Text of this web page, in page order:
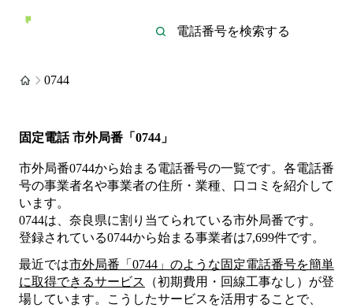
0744
固定電話 市外局番「0744」
市外局番0744から始まる電話番号の一覧です。各電話番
号の事業者名や事業者の住所・業種、口コミを紹介して
います。
0744は、奈良県に割り当てられている市外局番です。
登録されている0744から始まる事業者は7,699件です。
最近では市外局番「 0744 」のような固定電話番号を簡単
に取得できるサービス
（初期費用・回線工事なし）が登
場しています。こうしたサービスを活用することで、